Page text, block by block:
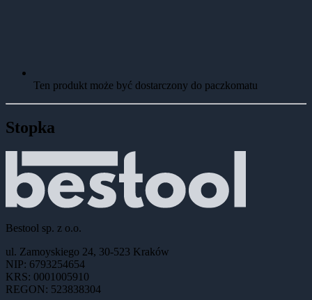
Ten produkt może być dostarczony do paczkomatu
Stopka
Bestool sp. z o.o.
ul. Zamoyskiego 24, 30-523 Kraków
NIP: 6793254654
KRS: 0001005910
REGON: 523838304